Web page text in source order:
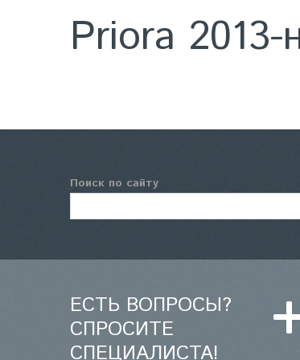
Priora 2013-
Поиск по сайту
ЕСТЬ ВОПРОСЫ?
СПРОСИТЕ
СПЕЦИАЛИСТА!